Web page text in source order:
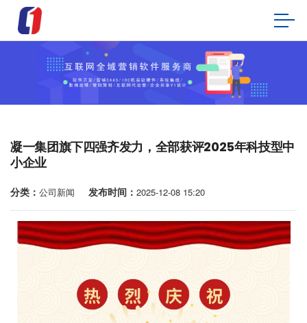
凝一集团旗下四强齐发力，全部获评2025年科技型中
小企业
分类： 公司新闻 发布时间： 2025-12-08 15:20